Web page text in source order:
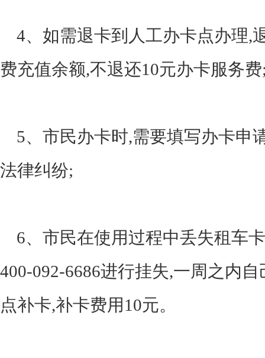
4、如需退卡到人工办卡点办理,
费充值余额,不退还10元办卡服务
5、市民办卡时,需要填写办卡申
法律纠纷;
6、市民在使用过程中丢失租车
400-092-6686进行挂失,一周之内
点补卡,补卡费用10元。